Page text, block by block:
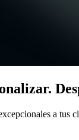
a tus